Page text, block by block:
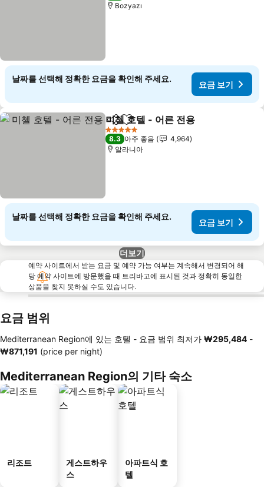
Bozyazı
날짜를 선택해 정확한 요금을 확인해 주세요.
요금 보기
공유 즐겨찾기에 추가
미첼 호텔 - 어른 전용
5 성급
8.3 아주 좋음
4,964
알라니아
날짜를 선택해 정확한 요금을 확인해 주세요.
요금 보기
더보기
예약 사이트에서 받는 요금 및 예약 가능 여부는 계속해서 변경되어 해
당 예약 사이트에 방문했을 때 트리바고에 표시된 것과 정확히 동일한
상품을 찾지 못하실 수도 있습니다.
요금 범위
Mediterranean Region에 있는 호텔 - 요금 범위 최저가 ‎₩295,484 -
‎₩871,191 (price per night)
Mediterranean Region의 기타 숙소
리조트
게스트하우
스
아파트식 호
텔